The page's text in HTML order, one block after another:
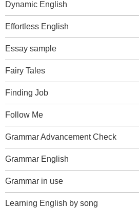
Dynamic English
Effortless English
Essay sample
Fairy Tales
Finding Job
Follow Me
Grammar Advancement Check
Grammar English
Grammar in use
Learning English by song